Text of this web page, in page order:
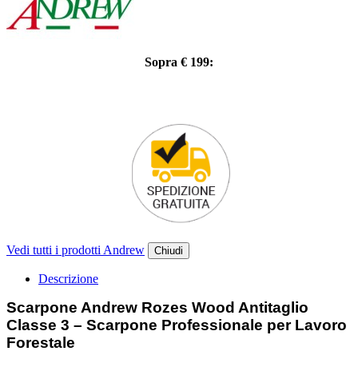
Sopra € 199:
Vedi tutti i prodotti Andrew Chiudi
Descrizione
Scarpone Andrew Rozes Wood Antitaglio
Classe 3 – Scarpone Professionale per Lavoro
Forestale